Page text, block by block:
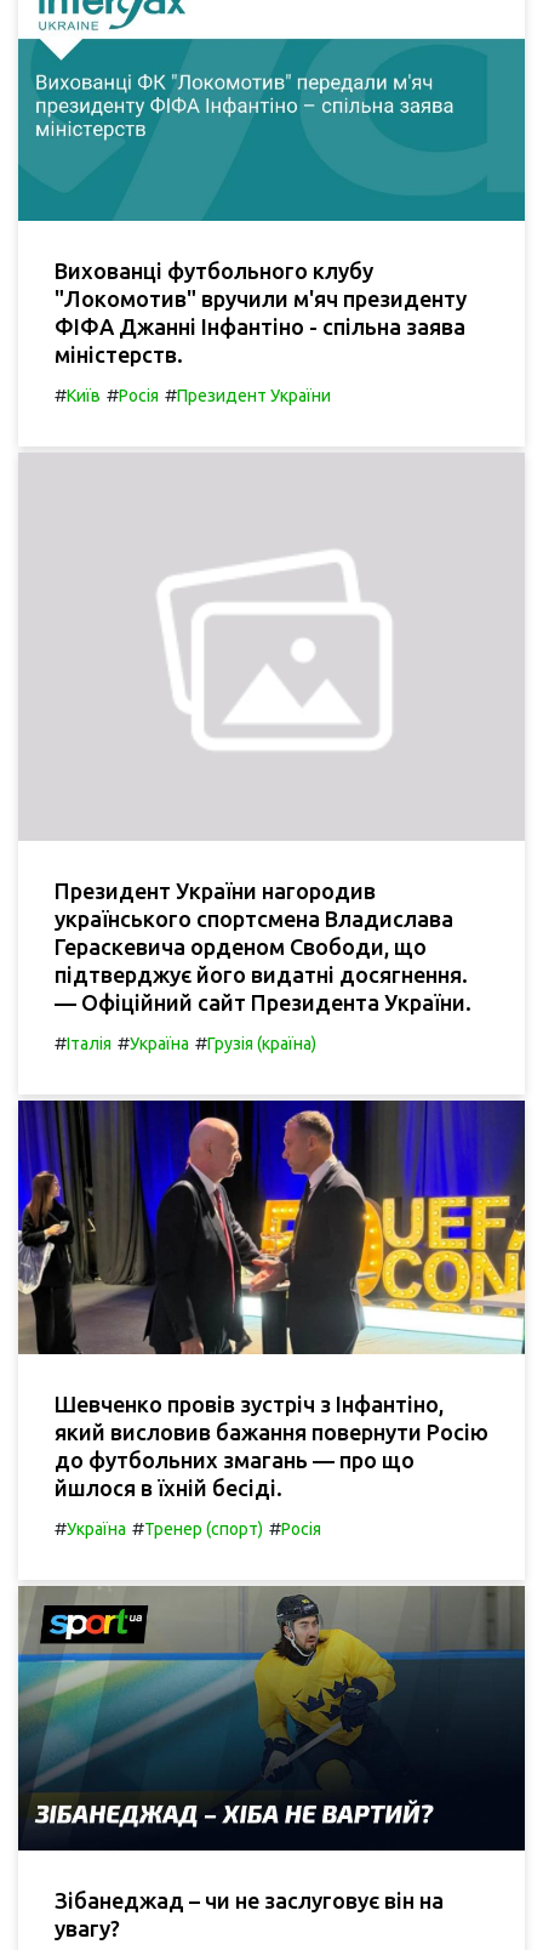
Вихованці футбольного клубу
"Локомотив" вручили м'яч президенту
ФІФА Джанні Інфантіно - спільна заява
міністерств.
#Київ #Росія #Президент України
Президент України нагородив
українського спортсмена Владислава
Гераскевича орденом Свободи, що
підтверджує його видатні досягнення.
— Офіційний сайт Президента України.
#Італія #Україна #Грузія (країна)
Шевченко провів зустріч з Інфантіно,
який висловив бажання повернути Росію
до футбольних змагань — про що
йшлося в їхній бесіді.
#Україна #Тренер (спорт) #Росія
Зібанеджад – чи не заслуговує він на
увагу?